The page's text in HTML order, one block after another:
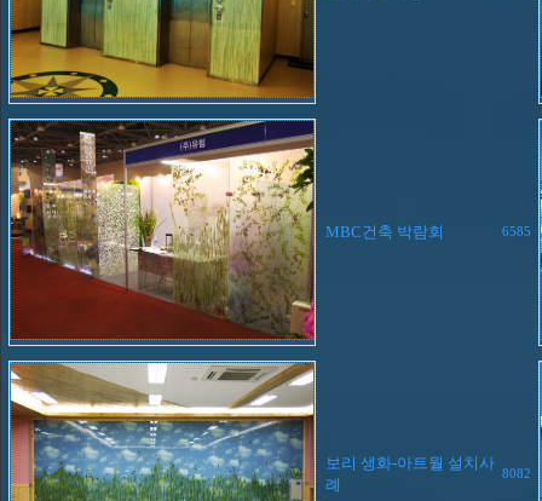
MBC건축 박람회 6585
보리 생화-아트월 설치사
례
8082